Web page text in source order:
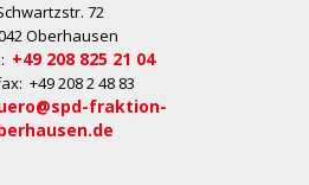
72
Oberhausen
+49 208 825 21 04
+49 208 2 48 83
fraktion-